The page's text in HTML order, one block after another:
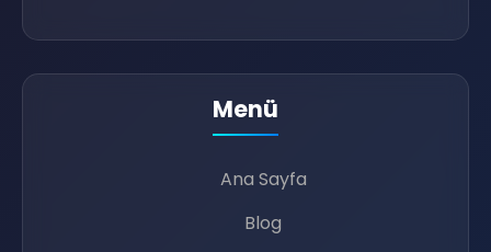
⭐
Menü
Ana Sayfa
Blog